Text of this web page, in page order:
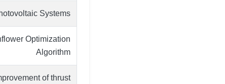
Systems
Optimization
Algorithm
of thrust